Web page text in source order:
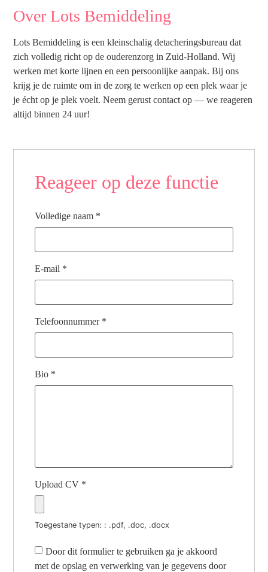
Over Lots Bemiddeling
Lots Bemiddeling is een kleinschalig detacheringsbureau dat
zich volledig richt op de ouderenzorg in Zuid-Holland. Wij
werken met korte lijnen en een persoonlijke aanpak. Bij ons
krijg je de ruimte om in de zorg te werken op een plek waar je
je écht op je plek voelt. Neem gerust contact op — we reageren
altijd binnen 24 uur!
Reageer op deze functie
Volledige naam *
E-mail *
Telefoonnummer *
Bio *
Upload CV *
Toegestane typen: : .pdf, .doc, .docx
Door dit formulier te gebruiken ga je akkoord
met de opslag en verwerking van je gegevens door